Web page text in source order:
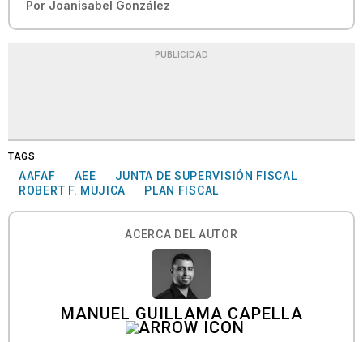
Por Joanisabel González
PUBLICIDAD
TAGS
AAFAF AEE
JUNTA DE SUPERVISIÓN FISCAL
ROBERT F. MUJICA
PLAN FISCAL
ACERCA DEL AUTOR
MANUEL GUILLAMA CAPELLA